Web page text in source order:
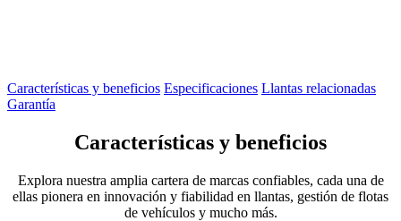
Características y beneficios Especificaciones Llantas relacionadas
Garantía
Características y beneficios
Explora nuestra amplia cartera de marcas confiables, cada una de
ellas pionera en innovación y fiabilidad en llantas, gestión de flotas
de vehículos y mucho más.